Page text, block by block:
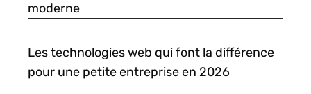
moderne
Les technologies web qui font la différence
pour une petite entreprise en 2026